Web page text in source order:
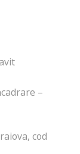
–
cod